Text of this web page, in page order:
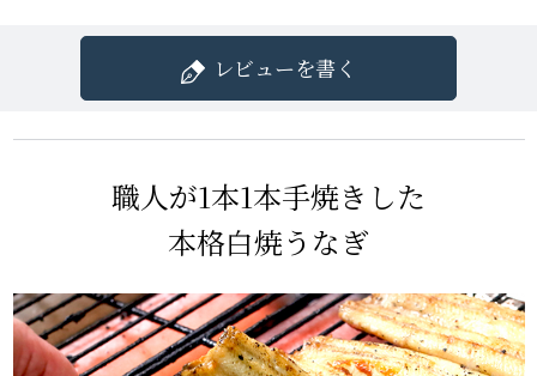
レビューを書く
職人が1本1本手焼きした
本格白焼うなぎ